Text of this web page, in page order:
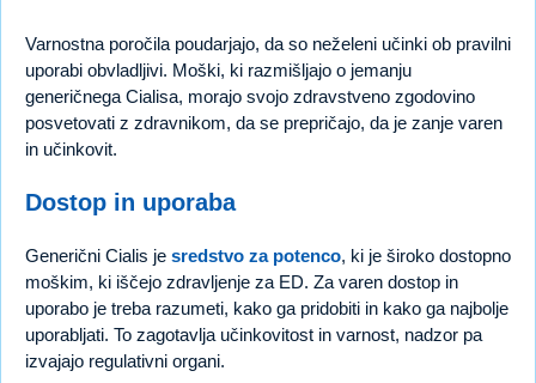
Varnostna poročila poudarjajo, da so neželeni učinki ob pravilni
uporabi obvladljivi. Moški, ki razmišljajo o jemanju
generičnega Cialisa, morajo svojo zdravstveno zgodovino
posvetovati z zdravnikom, da se prepričajo, da je zanje varen
in učinkovit.
Dostop in uporaba
Generični Cialis je sredstvo za potenco, ki je široko dostopno
moškim, ki iščejo zdravljenje za ED. Za varen dostop in
uporabo je treba razumeti, kako ga pridobiti in kako ga najbolje
uporabljati. To zagotavlja učinkovitost in varnost, nadzor pa
izvajajo regulativni organi.